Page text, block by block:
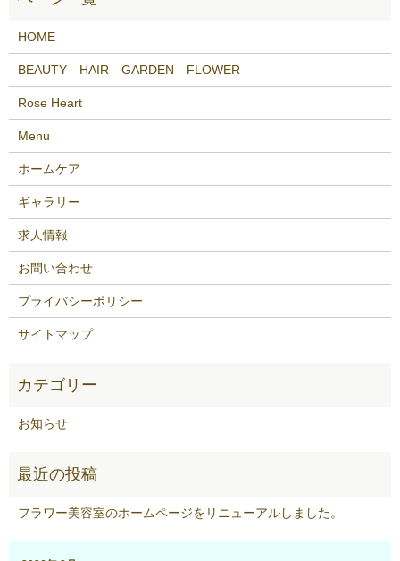
HOME
BEAUTY HAIR GARDEN FLOWER
Rose Heart
Menu
ホームケア
ギャラリー
求人情報
お問い合わせ
プライバシーポリシー
サイトマップ
お知らせ
フラワー美容室のホームページをリニューアルしました。